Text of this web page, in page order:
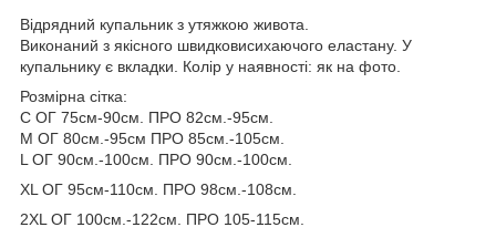
Відрядний купальник з утяжкою живота.
Виконаний з якісного швидковисихаючого еластану. У
купальнику є вкладки. Колір у наявності: як на фото.
Розмірна сітка:
С ОГ 75см-90см. ПРО 82см.-95см.
М ОГ 80см.-95см ПРО 85см.-105см.
L ОГ 90см.-100см. ПРО 90см.-100см.
XL ОГ 95см-110см. ПРО 98см.-108см.
2XL ОГ 100см.-122см. ПРО 105-115см.